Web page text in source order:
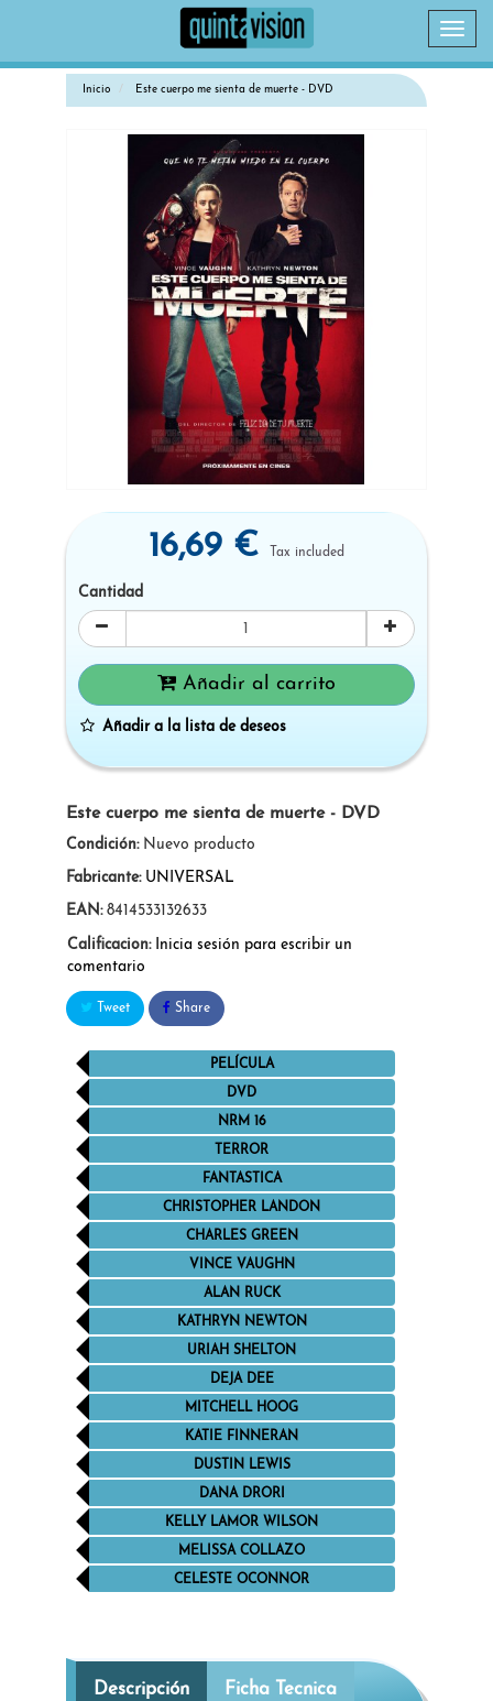
Inicio Este cuerpo me sienta de muerte - DVD
Este cuerpo me sienta de muerte - DVD
Condición: Nuevo producto
Fabricante: UNIVERSAL
EAN: 8414533132633
Calificacion: Inicia sesión para escribir un
comentario
Tweet Share
PELÍCULA
DVD
NRM 16
TERROR
FANTASTICA
CHRISTOPHER LANDON
CHARLES GREEN
VINCE VAUGHN
ALAN RUCK
KATHRYN NEWTON
URIAH SHELTON
DEJA DEE
MITCHELL HOOG
KATIE FINNERAN
DUSTIN LEWIS
DANA DRORI
KELLY LAMOR WILSON
MELISSA COLLAZO
CELESTE OCONNOR
16,69 € Tax included
Cantidad
Añadir al carrito
Añadir a la lista de deseos
Descripción Ficha Tecnica